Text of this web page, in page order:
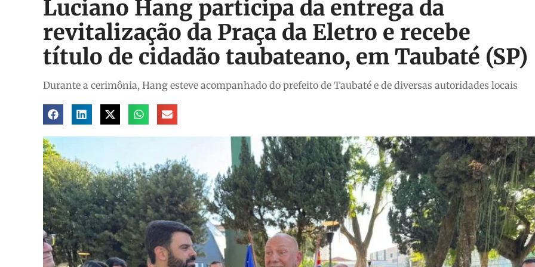
Luciano Hang participa da entrega da
revitalização da Praça da Eletro e recebe
título de cidadão taubateano, em Taubaté (SP)
Durante a cerimônia, Hang esteve acompanhado do prefeito de Taubaté e de diversas autoridades locais